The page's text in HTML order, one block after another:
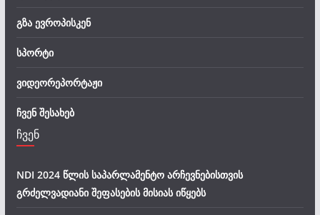
გზა ევროპისკენ
სპორტი
ვიდეორეპორტაჟი
ჩვენ შესახებ
ჩვენ
NDI 2024 წლის საპარლამენტო არჩევნებისთვის
გრძელვადიანი შეფასების მისიას იწყებს